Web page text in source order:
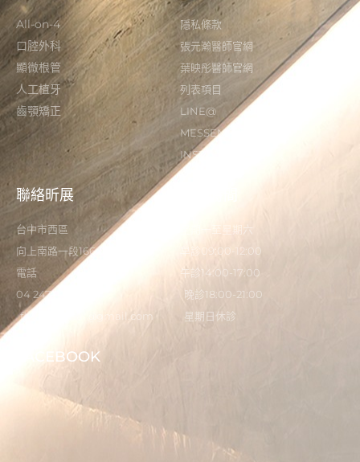
All-on-4
口腔外科
顯微根管
人工植牙
齒顎矯正
隱私條款
張元瀚醫師官網
葉映彤醫師官網
列表項目
LINE@
MESSENGER
INSTAGRAM
聯絡昕展
台中市西區
向上南路一段166-5號
電話
04 2473 0325
flystardental@gmail.com
星期一至星期六
早診09:00-12:00
午診14:00-17:00
晚診18:00-21:00
星期日休診
FACEBOOK